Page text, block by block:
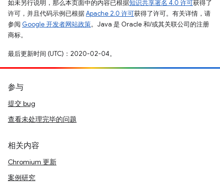
如未另行说明，那么本页面中的内容已根据知识共享署名 4.0 许可获得了
许可，并且代码示例已根据Apache 2.0 许可获得了许可。有关详情，请
参阅 Google 开发者网站政策。Java 是 Oracle 和/或其关联公司的注册
商标。
最后更新时间 (UTC)：2020-02-04。
参与
提交 bug
查看未处理完毕的问题
相关内容
Chromium 更新
案例研究